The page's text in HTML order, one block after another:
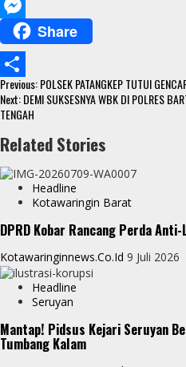
c
b
o
o
w
t
t
e
W
a
t
s
p
e
s
s
g
r
Share
S
h
a
r
Continue
Reading
Previous:POLSEK PATANGKEP TUTUI
Next:DEMI SUKSESNYA WBK DI POLRES
TENGAH
Related Stories
Headline
Kotawaringin Barat
DPRD Kobar Rancang Perda Anti-
Kotawaringinnews.co.id 9 Juli 2026
Headline
Seruyan
Mantap! Pidsus Kejari Seruyan
Tumbang Kalam